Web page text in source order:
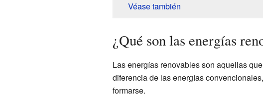
Véase también
¿Qué son las energías
Las energías renovables son aquellas
diferencia de las energías
formarse.